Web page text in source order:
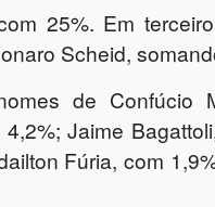
25%. Em
Scheid,
de Confúcio
Jaime
Fúria, com